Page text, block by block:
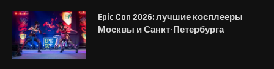
Epic Con 2026: лучшие косплееры
Москвы и Санкт-Петербурга